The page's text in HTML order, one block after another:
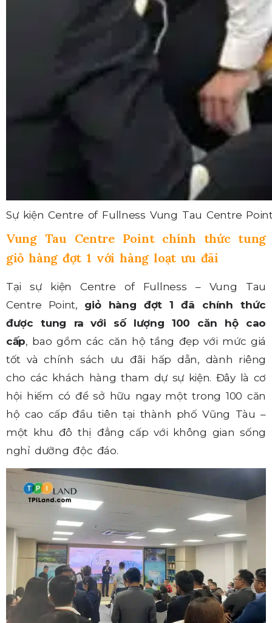
Sự kiện Centre of Fullness Vung Tau Centre
Vung Tau Centre Point chính thức tung
giỏ hàng đợt 1 với hàng loạt ưu đãi
Tại sự kiện Centre of Fullness – Vung Tau
Centre Point, giỏ hàng đợt 1 đã chính thức
được tung ra
với số lượng 100 căn hộ cao
cấp, bao gồm các căn hộ tầng đẹp với mức giá
tốt và chính sách ưu đãi hấp dẫn, dành riêng
cho các khách hàng tham dự sự kiện. Đây là cơ
hội hiếm có để sở hữu ngay một trong 100 căn
hộ cao cấp đầu tiên tại thành phố Vũng Tàu –
một khu đô thị đẳng cấp với không gian sống
nghỉ dưỡng độc đáo.